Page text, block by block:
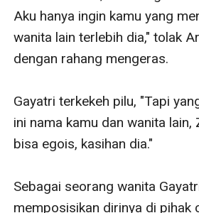
Aku hanya ingin kamu yang
wanita lain terlebih dia," tolak
dengan rahang mengeras.
Gayatri terkekeh pilu, "Tapi
ini nama kamu dan wanita lain,
bisa egois, kasihan dia."
Sebagai seorang wanita
memposisikan dirinya di pihak